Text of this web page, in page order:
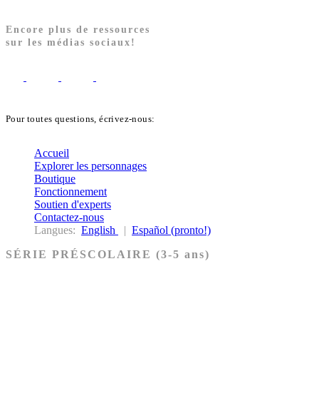
Encore plus de ressources
sur les médias sociaux!
Pour toutes questions, écrivez-nous:
Accueil
Explorer les personnages
Boutique
Fonctionnement
Soutien d'experts
Contactez-nous
Langues: English | Español (pronto!)
SÉRIE PRÉSCOLAIRE (3-5 ans)